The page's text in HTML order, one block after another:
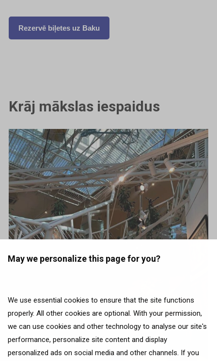
May we personalize this page for you?
We use essential cookies to ensure that the site functions
properly. All other cookies are optional. With your permission,
we can use cookies and other technology to analyse our site's
performance, personalize site content and display
personalized ads on social media and other channels. If you
Rezervē biļetes uz Baku
Krāj mākslas iespaidus